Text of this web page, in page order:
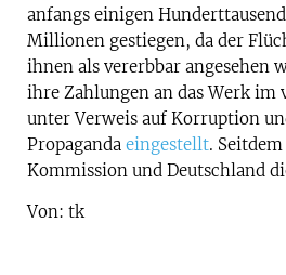
anfangs einigen
Millionen gestiegen, da der
ihnen als vererbbar angesehen
ihre Zahlungen an das Werk im
unter Verweis auf Korruption
Propaganda eingestellt.
Kommission und Deutschland
Von: tk